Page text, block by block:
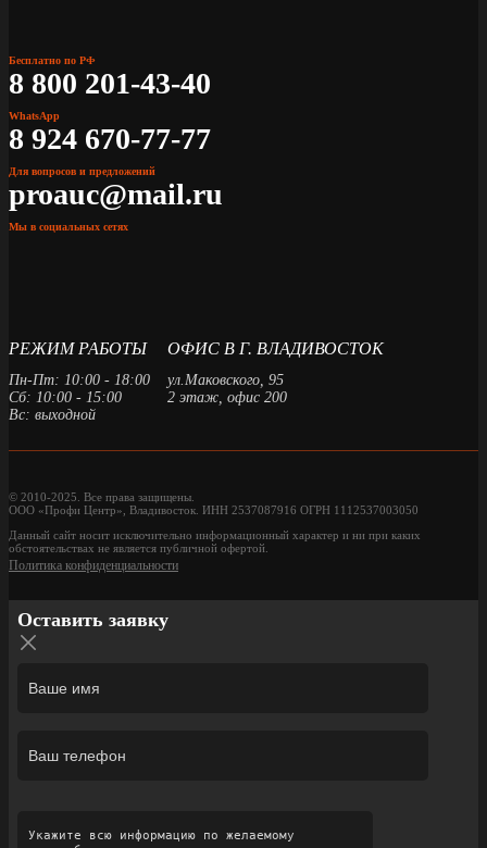
Бесплатно по РФ
8 800 201-43-40
WhatsApp
8 924 670-77-77
Для вопросов и предложений
proauc@mail.ru
Мы в социальных сетях
РЕЖИМ РАБОТЫ
Пн-Пт: 10:00 - 18:00
Сб: 10:00 - 15:00
Вс: выходной
ОФИС В Г. ВЛАДИВОСТОК
ул.Маковского, 95
2 этаж, офис 200
© 2010-2025. Все права защищены.
ООО «Профи Центр», Владивосток. ИНН 2537087916 ОГРН 1112537003050
Данный сайт носит исключительно информационный характер и ни при каких
обстоятельствах не является публичной офертой.
Политика конфиденциальности
Оставить заявку